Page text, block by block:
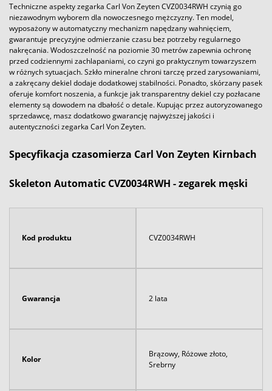
Techniczne aspekty zegarka Carl Von Zeyten CVZ0034RWH czynią go
niezawodnym wyborem dla nowoczesnego mężczyzny. Ten model,
wyposażony w automatyczny mechanizm napędzany wahnięciem,
gwarantuje precyzyjne odmierzanie czasu bez potrzeby regularnego
nakręcania. Wodoszczelność na poziomie 30 metrów zapewnia ochronę
przed codziennymi zachlapaniami, co czyni go praktycznym towarzyszem
w różnych sytuacjach. Szkło mineralne chroni tarczę przed zarysowaniami,
a zakręcany dekiel dodaje dodatkowej stabilności. Ponadto, skórzany pasek
oferuje komfort noszenia, a funkcje jak transparentny dekiel czy pozłacane
elementy są dowodem na dbałość o detale. Kupując przez autoryzowanego
sprzedawcę, masz dodatkowo gwarancję najwyższej jakości i
autentyczności zegarka Carl Von Zeyten.
Specyfikacja czasomierza Carl Von Zeyten Kirnbach
Skeleton Automatic CVZ0034RWH - zegarek męski
Kod produktu CVZ0034RWH
Gwarancja 2 lata
Kolor
Brązowy, Różowe złoto,
Srebrny